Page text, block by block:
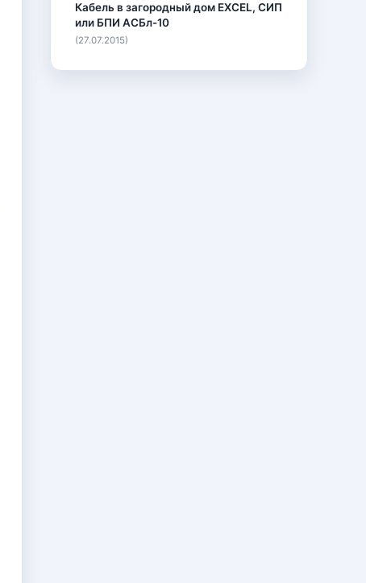
Кабель в загородный дом EXCEL, СИП
или БПИ АСБл-10
(27.07.2015)